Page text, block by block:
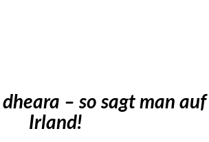
– so sagt man auf
Irland!